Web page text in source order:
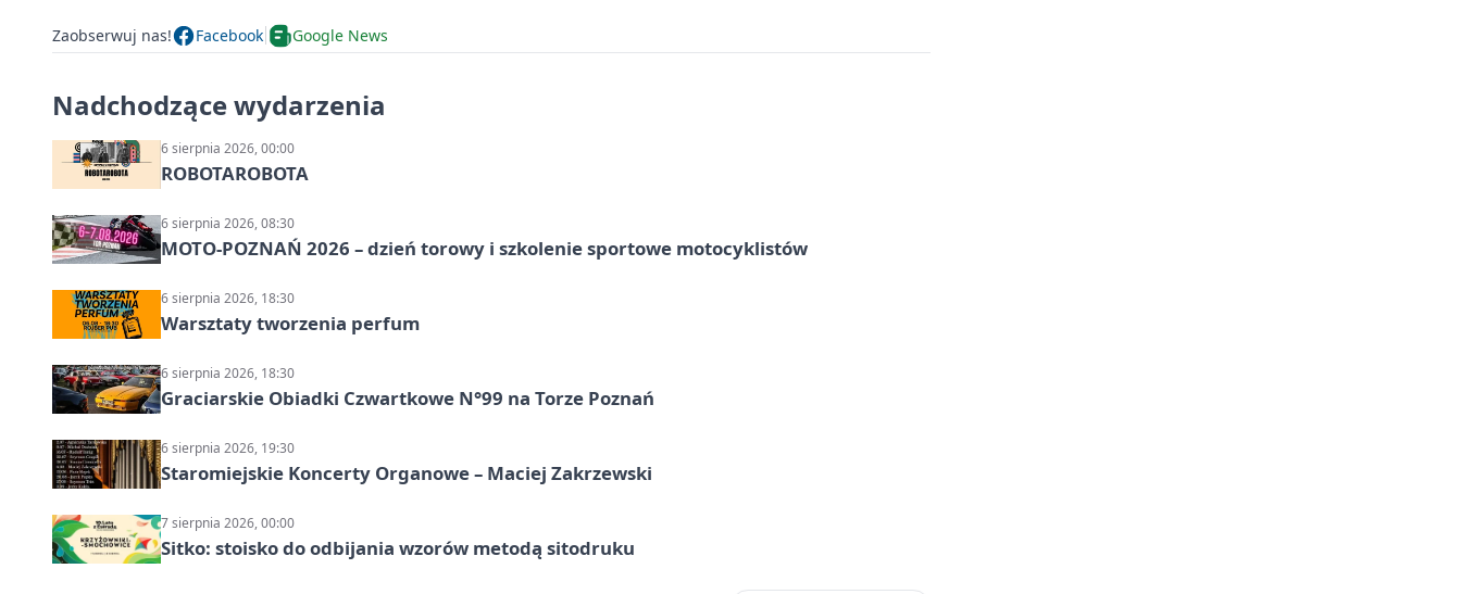
Zaobserwuj nas! Facebook Google News
Nadchodzące wydarzenia
6 sierpnia 2026, 00:00
ROBOTAROBOTA
6 sierpnia 2026, 08:30
MOTO-POZNAŃ 2026 – dzień torowy i szkolenie sportowe motocyklistów
6 sierpnia 2026, 18:30
Warsztaty tworzenia perfum
6 sierpnia 2026, 18:30
Graciarskie Obiadki Czwartkowe N°99 na Torze Poznań
6 sierpnia 2026, 19:30
Staromiejskie Koncerty Organowe – Maciej Zakrzewski
7 sierpnia 2026, 00:00
Sitko: stoisko do odbijania wzorów metodą sitodruku